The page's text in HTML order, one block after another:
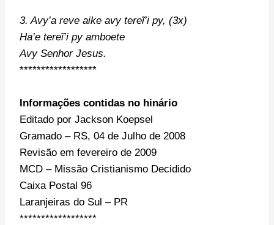
3. Avy’a reve aike avy tereĩ’i py, (3x)
Ha’e tereĩ’i py amboete
Avy Senhor Jesus.
******************
Informações contidas no hinário
Editado por Jackson Koepsel
Gramado – RS, 04 de Julho de 2008
Revisão em fevereiro de 2009
MCD – Missão Cristianismo Decidido
Caixa Postal 96
Laranjeiras do Sul – PR
******************